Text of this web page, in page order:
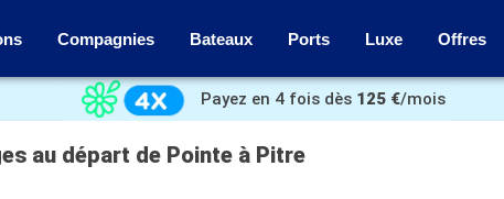
Compagnies Bateaux Ports Luxe Offres
Payez en 4 fois dès 125 €/mois
au départ de Pointe à Pitre